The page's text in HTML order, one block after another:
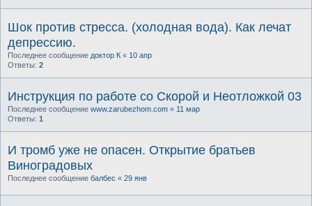
Шок против стресса. (холодная вода). Как лечат
депрессию.
Последнее сообщение доктор К « 10 апр
Ответы: 2
Инструкция по работе со Скорой и Неотложкой 03
Последнее сообщение www.zarubezhom.com « 11 мар
Ответы: 1
И тромб уже не опасен. Открытие братьев
Виноградовых
Последнее сообщение балбес « 29 янв